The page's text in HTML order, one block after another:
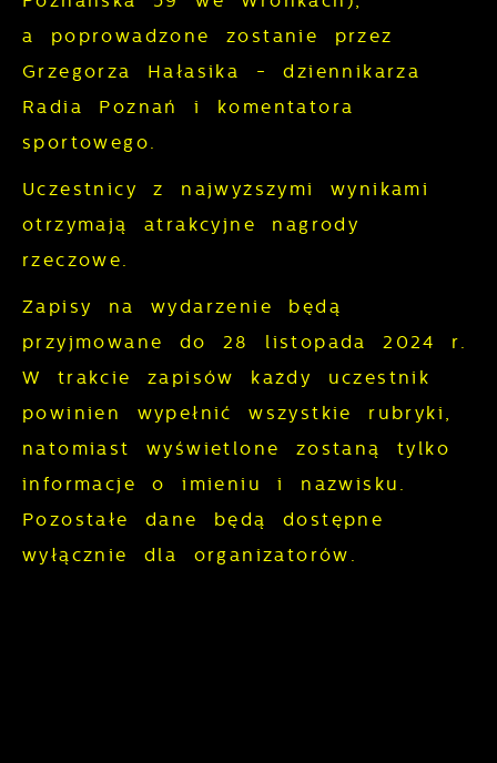
a poprowadzone zostanie przez
Grzegorza Hałasika - dziennikarza
Radia Poznań i komentatora
sportowego.
Uczestnicy z najwyższymi wynikami
otrzymają atrakcyjne nagrody
rzeczowe.
Zapisy na wydarzenie będą
przyjmowane do 28 listopada 2024 r.
W trakcie zapisów każdy uczestnik
powinien wypełnić wszystkie rubryki,
natomiast wyświetlone zostaną tylko
informacje o imieniu i nazwisku.
Pozostałe dane będą dostępne
wyłącznie dla organizatorów.
funkcjonalności.
Twoich zwyczajów dotyczących
przeglądanej witryny internetowej. Treści
naszymi partnerami oraz innych
dostawców usług. Firmy te działają w
charakterze pośredników prezentujących